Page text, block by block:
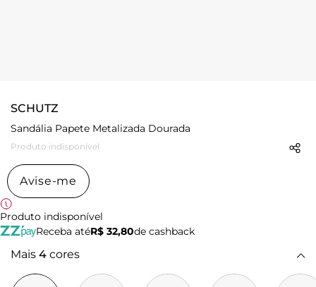
SCHUTZ
Sandália Papete Metalizada Dourada
Produto indisponível
Avise-me
Produto indisponível
Receba atéR$ 32,80de cashback
Mais 4 cores